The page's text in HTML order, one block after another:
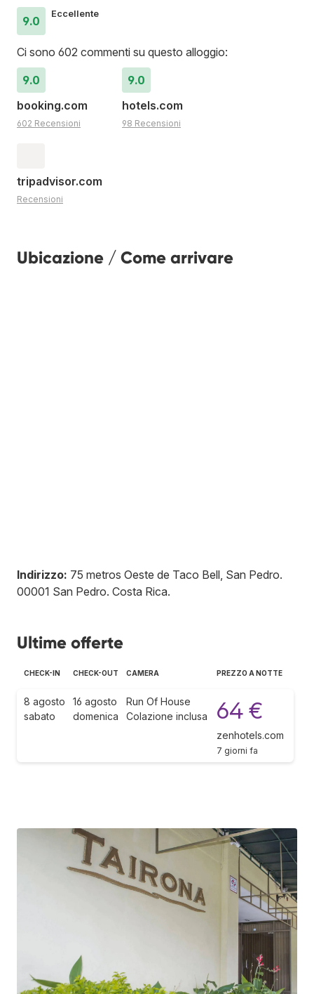
9.0
Eccellente
Ci sono 602 commenti su questo alloggio:
9.0
booking.com
602 Recensioni
9.0
hotels.com
98 Recensioni
tripadvisor.com
Recensioni
Ubicazione / Come arrivare
Indirizzo: 75 metros Oeste de Taco Bell, San Pedro.
00001 San Pedro. Costa Rica.
Ultime offerte
CHECK-IN CHECK-OUT CAMERA PREZZO A NOTTE
8 agosto
sabato
16 agosto
domenica
Run Of House
Colazione inclusa
64 €
zenhotels.com
7 giorni fa